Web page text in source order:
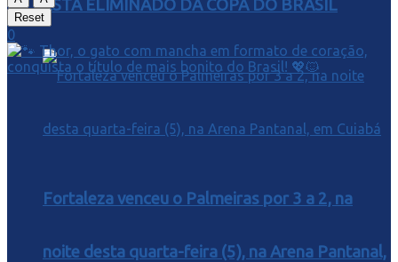
ESTA ELIMINADO DA COPA DO BRASIL
Fortaleza venceu o Palmeiras por 3 a 2, na
noite desta quarta-feira (5), na Arena Pantanal,
Reset
0